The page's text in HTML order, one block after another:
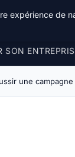
SON
une
expérience de